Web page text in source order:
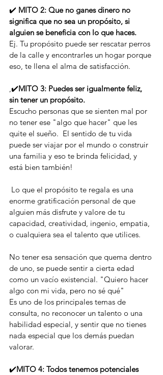
✔️ MITO 2: Que no ganes dinero no
significa que no sea un propósito, si
alguien se beneficia con lo que haces.
Ej. Tu propósito puede ser rescatar perros
de la calle y encontrarles un hogar porque
eso, te llena el alma de satisfacción.
,✔️MITO 3: Puedes ser igualmente feliz,
sin tener un propósito.
Escucho personas que se sienten mal por
no tener ese "algo que hacer" que les
quite el sueño.  El sentido de tu vida
puede ser viajar por el mundo o construir
una familia y eso te brinda felicidad, y
está bien también!
enorme gratificación personal de que
alguien más disfrute y valore de tu
capacidad, creatividad, ingenio, empatia,
o cualquiera sea el talento que utilices.
No tener esa sensación que quema dentro
de uno, se puede sentir a cierta edad
como un vacío existencial. "Quiero hacer
algo con mi vida, pero no sé qué"
Es uno de los principales temas de
consulta, no reconocer un talento o una
habilidad especial, y sentir que no tienes
nada especial que los demás puedan
valorar.
✔️MITO 4: Todos tenemos potenciales